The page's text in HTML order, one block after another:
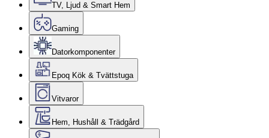
TV, Ljud & Smart Hem
Gaming
Datorkomponenter
Epoq Kök & Tvättstuga
Vitvaror
Hem, Hushåll & Trädgård